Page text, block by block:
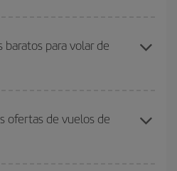
si evitas temporadas altas,
ser flexible con las fechas y
baratos para volar de
nuestro
buscador de vuelos
a dónde quieres ir y en qué
ofertas de vuelos de